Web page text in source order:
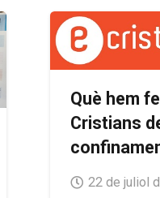
Què hem
Cristians
22 de juliol